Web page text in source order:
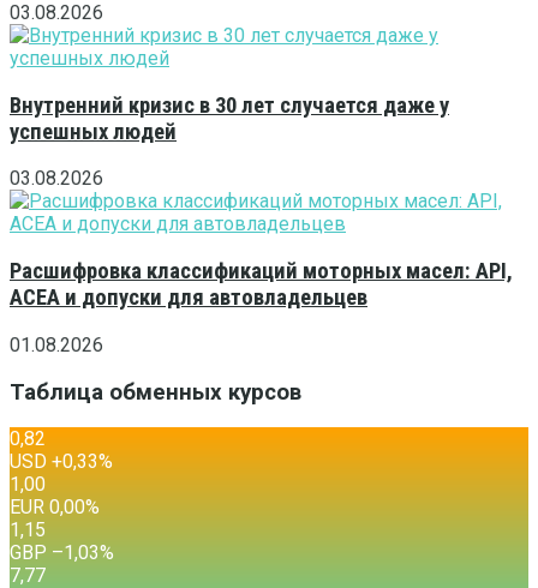
03.08.2026
Внутренний кризис в 30 лет случается даже у
успешных людей
03.08.2026
Расшифровка классификаций моторных масел: API,
ACEA и допуски для автовладельцев
01.08.2026
Таблица обменных курсов
0,82
USD +0,33%
1,00
EUR 0,00%
1,15
GBP –1,03%
7,77